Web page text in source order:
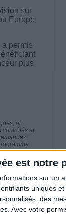
est notre
sur un
uniques
des
Avec votre
sur
Europe
a permis
plus
ni
contrôlés et
Voir tout